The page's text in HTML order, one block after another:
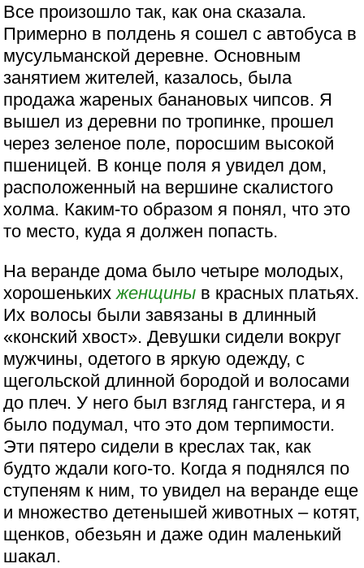
Все произошло так, как она сказала.
Примерно в полдень я сошел с автобуса в
мусульманской деревне. Основным
занятием жителей, казалось, была
продажа жареных банановых чипсов. Я
вышел из деревни по тропинке, прошел
через зеленое поле, поросшим высокой
пшеницей. В конце поля я увидел дом,
расположенный на вершине скалистого
холма. Каким-то образом я понял, что это
то место, куда я должен попасть.
На веранде дома было четыре молодых,
хорошенькихженщины в красных платьях.
Их волосы были завязаны в длинный
«конский хвост». Девушки сидели вокруг
мужчины, одетого в яркую одежду, с
щегольской длинной бородой и волосами
до плеч. У него был взгляд гангстера, и я
было подумал, что это дом терпимости.
Эти пятеро сидели в креслах так, как
будто ждали кого-то. Когда я поднялся по
ступеням к ним, то увидел на веранде еще
и множество детенышей животных – котят,
щенков, обезьян и даже один маленький
шакал.